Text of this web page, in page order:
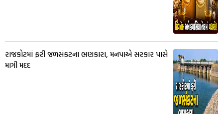
રાજકોટમાં ફરી જળસંકટના ભણકારા, મનપાએ સરકાર પાસે
માગી મદદ